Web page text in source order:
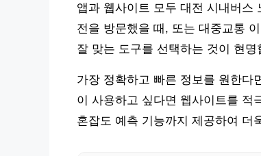
앱과 웹사이트 모두 대전 시내버스
전을 방문했을 때, 또는 대중교통
잘 맞는 도구를 선택하는 것이 현명
가장 정확하고 빠른 정보를 원한다
이 사용하고 싶다면 웹사이트를 적
혼잡도 예측 기능까지 제공하여 더